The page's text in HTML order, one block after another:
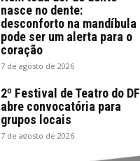
nasce no dente:
desconforto na mandíbula
pode ser um alerta para o
coração
7 de agosto de 2026
2º Festival de Teatro do DF
abre convocatória para
grupos locais
7 de agosto de 2026